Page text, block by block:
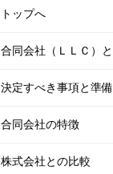
トップへ
合同会社（ＬＬＣ）
決定すべき事項と準備
合同会社の特徴
株式会社との比較